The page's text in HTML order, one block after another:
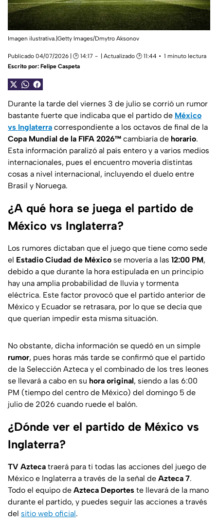
Imagen ilustrativa.|Getty Images/Dmytro Aksonov
Publicado 04/07/2026 | 🕑 14:17 | Actualizado 🕑 11:44
1 minuto lectura
Escrito por: Felipe Caspeta
Durante la tarde del viernes 3 de julio se corrió un rumor
bastante fuerte que indicaba que el partido de México
vs Inglaterra correspondiente a los octavos de final de la
Copa Mundial de la FIFA 2026™ cambiaría de horario.
Esta información paralizó al país entero y a varios medios
internacionales, pues el encuentro movería distintas
cosas a nivel internacional, incluyendo el duelo entre
Brasil y Noruega.
¿A qué hora se juega el partido de
México vs Inglaterra?
Los rumores dictaban que el juego que tiene como sede
el Estadio Ciudad de México se movería a las 12:00 PM,
debido a que durante la hora estipulada en un principio
hay una amplia probabilidad de lluvia y tormenta
eléctrica. Este factor provocó que el partido anterior de
México y Ecuador se retrasara, por lo que se decía que
que querían impedir esta misma situación.
No obstante, dicha información se quedó en un simple
rumor, pues horas más tarde se confirmó que el partido
de la Selección Azteca y el combinado de los tres leones
se llevará a cabo en su hora original, siendo a las 6:00
PM (tiempo del centro de México) del domingo 5 de
julio de 2026 cuando ruede el balón.
¿Dónde ver el partido de México vs
Inglaterra?
TV Azteca traerá para ti todas las acciones del juego de
México e Inglaterra a través de la señal de Azteca 7.
Todo el equipo de Azteca Deportes te llevará de la mano
durante el partido, y puedes seguir las acciones a través
del sitio web oficial.